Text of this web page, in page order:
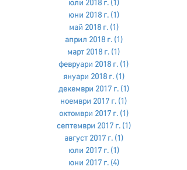
юли 2018 г. (1)1 публикация
юни 2018 г. (1)1 публикация
май 2018 г. (1)1 публикация
април 2018 г. (1)1 публикация
март 2018 г. (1)
февруари 2018 г. (1)
януари 2018 г. (1)1 публикация
декември 2017 г. (1)1 публикация
ноември 2017 г. (1)
октомври 2017 г. (1)1 публикация
септември 2017 г. (1)1 публикация
август 2017 г. (1)1 публикация
юли 2017 г. (1)1 публикация
юни 2017 г. (4)4 публикации